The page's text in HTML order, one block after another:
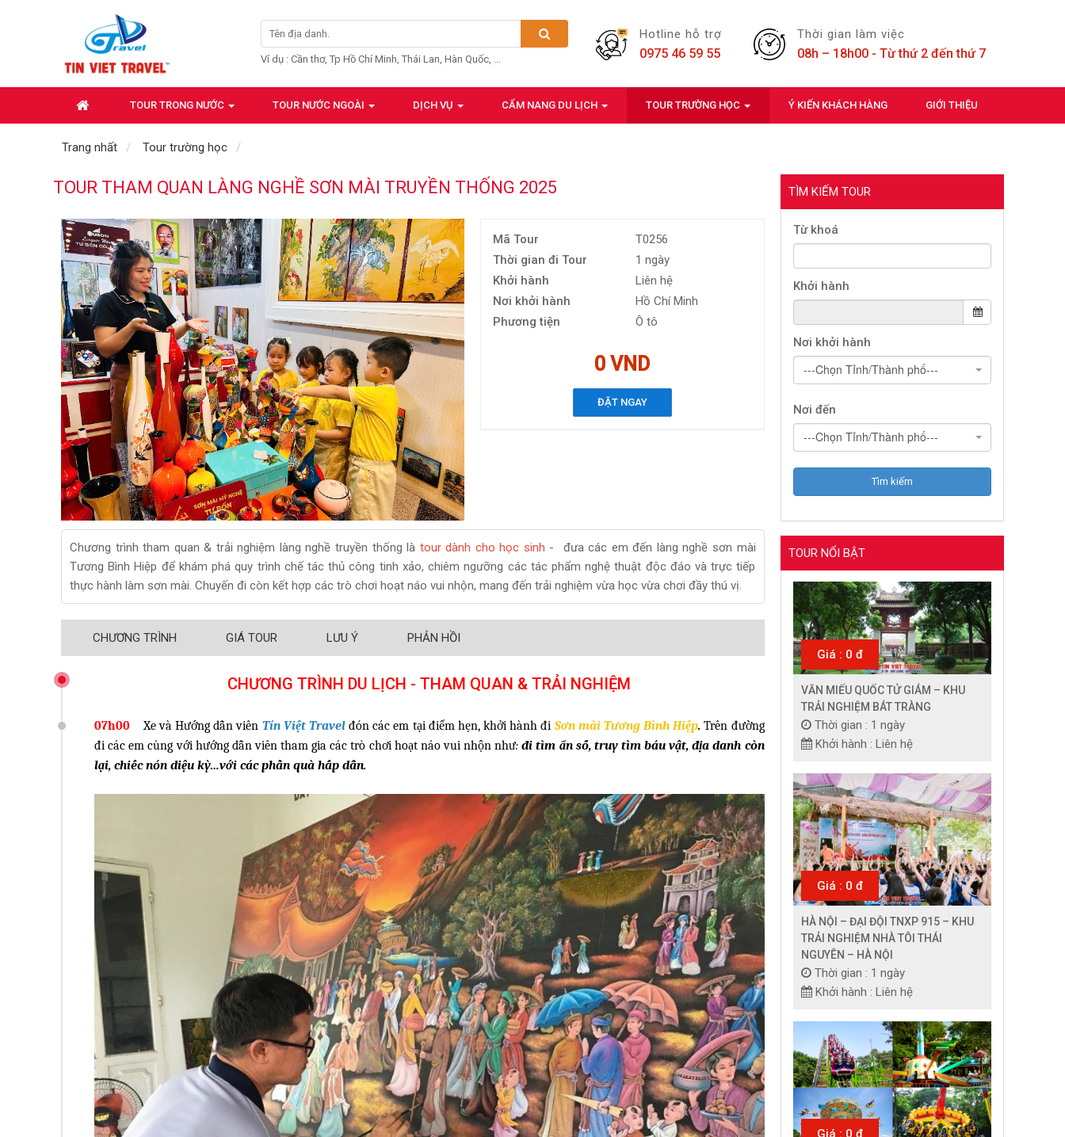
Ví dụ : Cần thơ, Tp Hồ Chí Minh, Thái Lan, Hàn Quốc, ...
Hotline hỗ trợ
0975 46 59 55
Thời gian làm việc
08h – 18h00 - Từ thứ 2 đến thứ 7
TOUR TRONG NƯỚC TOUR NƯỚC NGOÀI DỊCH VỤ CẨM NANG DU LỊCH TOUR TRƯỜNG HỌC Ý KIẾN KHÁCH HÀNG GIỚI THIỆU
Trang nhất Tour trường học
TOUR THAM QUAN LÀNG NGHỀ SƠN MÀI TRUYỀN THỐNG 2025
Mã Tour
T0256
Thời gian đi Tour
1 ngày
Khởi hành
Liên hệ
Nơi khởi hành
Hồ Chí Minh
Phương tiện
Ô tô
0 VND
ĐẶT NGAY
Chương trình tham quan & trải nghiệm làng nghề truyền thống là tour dành cho học sinh - đưa các em đến làng nghề sơn mài
Tương Bình Hiệp để khám phá quy trình chế tác thủ công tinh xảo, chiêm ngưỡng các tác phẩm nghệ thuật độc đáo và trực tiếp
thực hành làm sơn mài. Chuyến đi còn kết hợp các trò chơi hoạt náo vui nhộn, mang đến trải nghiệm vừa học vừa chơi đầy thú vị.
CHƯƠNG TRÌNH GIÁ TOUR LƯU Ý PHẢN HỒI
CHƯƠNG TRÌNH DU LỊCH - THAM QUAN & TRẢI NGHIỆM
07h00 Xe và Hướng dẫn viên Tín Việt Travelđón các em tại điểm hẹn, khởi hành đi Sơn mài Tương Bình Hiệp.Trên đường
đi các em cùng với hướng dẫn viên tham gia các trò chơi hoạt náo vui nhộn như:đi tìm ẩn số, truy tìm báu vật, địa danh còn
lại, chiếc nón diệu kỳ…với các phần quà hấp dẫn.
TÌM KIẾM TOUR
Từ khoá
Khởi hành
Nơi khởi hành
---Chọn Tỉnh/Thành phố---
Nơi đến
---Chọn Tỉnh/Thành phố---
TOUR NỔI BẬT
Giá : 0 đ
VĂN MIẾU QUỐC TỬ GIÁM – KHU
TRẢI NGHIỆM BÁT TRÀNG
Thời gian : 1 ngày
Khởi hành : Liên hệ
Giá : 0 đ
HÀ NỘI – ĐẠI ĐỘI TNXP 915 – KHU
TRẢI NGHIỆM NHÀ TÔI THÁI
NGUYÊN – HÀ NỘI
Thời gian : 1 ngày
Khởi hành : Liên hệ
Giá : 0 đ